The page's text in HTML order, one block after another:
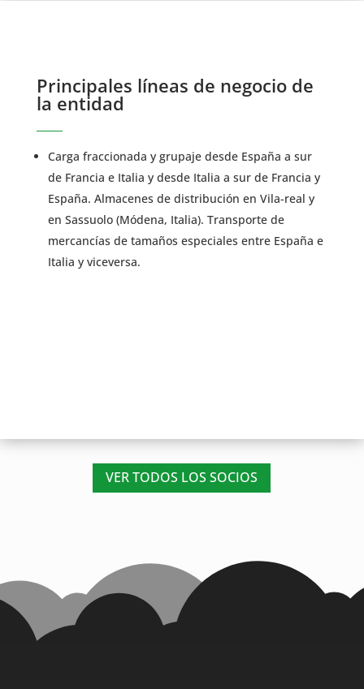
Principales líneas de negocio de
la entidad
Carga fraccionada y grupaje desde España a sur
de Francia e Italia y desde Italia a sur de Francia y
España. Almacenes de distribución en Vila-real y
en Sassuolo (Módena, Italia). Transporte de
mercancías de tamaños especiales entre España e
Italia y viceversa.
VER TODOS LOS SOCIOS